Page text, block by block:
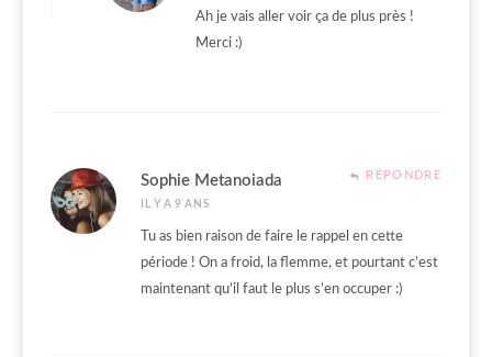
Ah je vais aller voir ça de plus près !
Merci :)
Sophie Metanoiada
IL Y A 9 ANS
RÉPONDRE
Tu as bien raison de faire le rappel en cette
période ! On a froid, la flemme, et pourtant c’est
maintenant qu’il faut le plus s’en occuper :)